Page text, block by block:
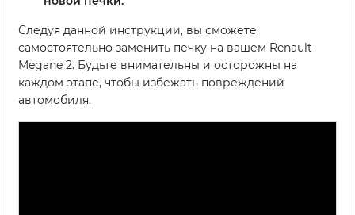
Следуя данной инструкции, вы сможете
самостоятельно заменить печку на вашем Renault
Megane 2. Будьте внимательны и осторожны на
каждом этапе, чтобы избежать повреждений
автомобиля.